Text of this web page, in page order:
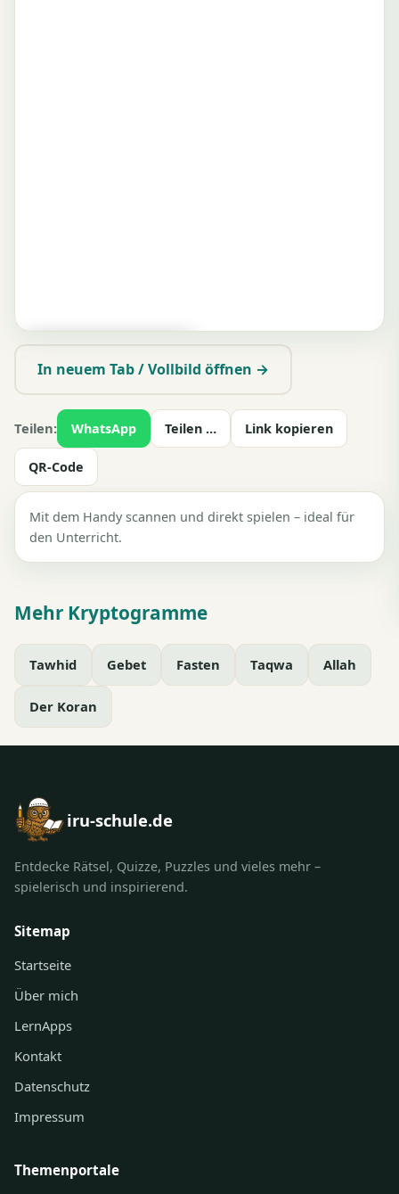
▶ Zum Spielen tippen
In neuem Tab / Vollbild öffnen →
Teilen: WhatsApp Teilen … Link kopieren
QR-Code
Mit dem Handy scannen und direkt spielen – ideal für
den Unterricht.
Mehr Kryptogramme
Tawhid Gebet Fasten Taqwa Allah
Der Koran
iru-schule.de
Entdecke Rätsel, Quizze, Puzzles und vieles mehr –
spielerisch und inspirierend.
Sitemap
Startseite
Über mich
LernApps
Kontakt
Datenschutz
Impressum
Themenportale